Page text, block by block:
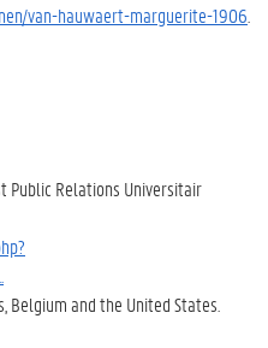
van-hauwaert-marguerite-1906
Public Relations Universitair
Belgium and the United States.